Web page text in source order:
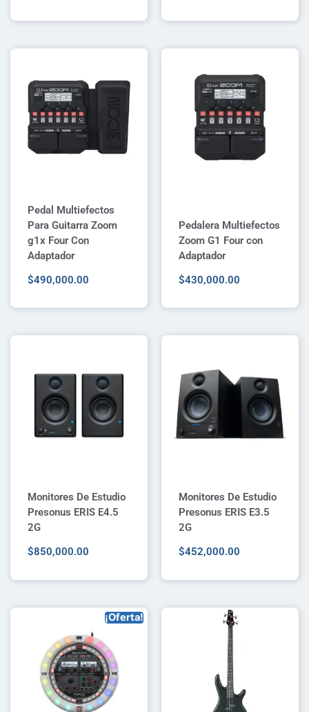
Pedal Multiefectos
Para Guitarra Zoom
g1x Four Con
Adaptador
$490,000.00
Pedalera Multiefectos
Zoom G1 Four con
Adaptador
$430,000.00
Monitores De Estudio
Presonus ERIS E4.5
2G
$850,000.00
Monitores De Estudio
Presonus ERIS E3.5
2G
$452,000.00
¡Oferta!